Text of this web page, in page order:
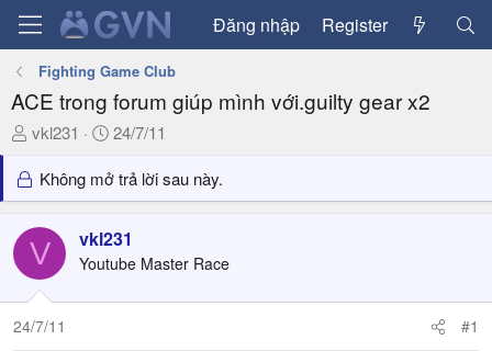
Đăng nhập Register
Fighting Game Club
ACE trong forum giúp mình với.guilty gear x2
T
r
e
a
d
s
t
a
r
vkl231
N
à
y
ử
i
24/7/11
Không mở trả lời sau này.
V vkl231
Youtube Master Race
24/7/11 #1